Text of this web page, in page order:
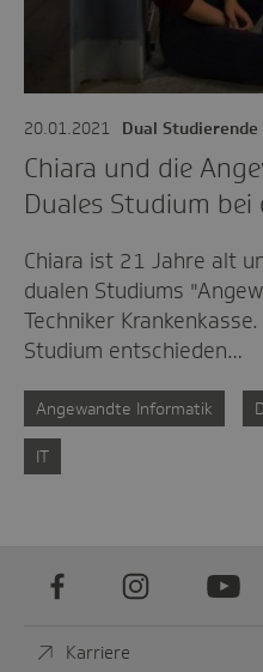
20.01.2021 Dual Studierende
Chiara und die
Duales Studium bei
Chiara ist 21 Jahre alt
dualen Studiums
Techniker
Studium entschieden…
Angewandte Informatik
IT
Facebook Instagram
Karriere